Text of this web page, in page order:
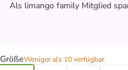
Als limango family Mitglied
GrößeWeniger als 10 verfügbar